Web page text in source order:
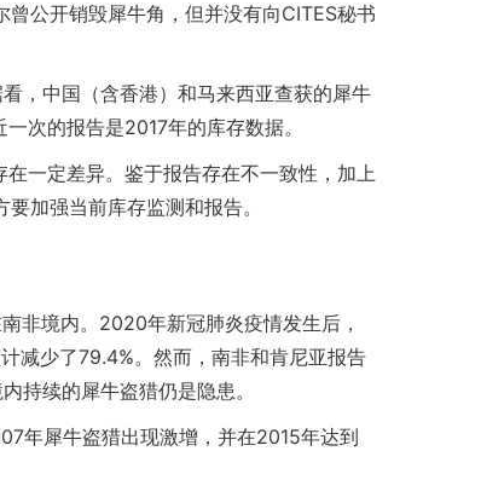
公开销毁犀牛角，但并没有向CITES秘书
，中国（含香港）和马来西亚查获的犀牛
次的报告是2017年的库存数据。
一定差异。鉴于报告存在不一致性，加上
加强当前库存监测和报告。
非境内。2020年新冠肺炎疫情发生后，
减少了79.4%。然而，南非和肯尼亚报告
持续的犀牛盗猎仍是隐患。
年犀牛盗猎出现激增，并在2015年达到